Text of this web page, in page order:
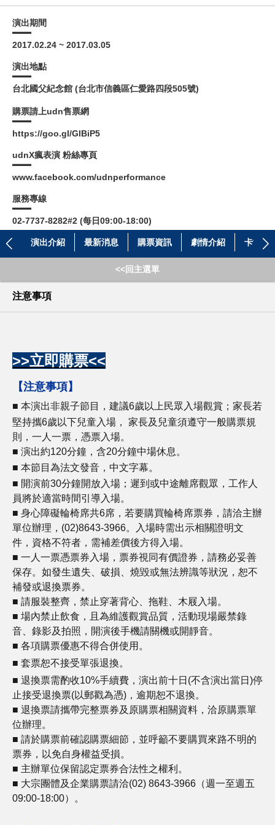
演出期間
2017.02.24 ~ 2017.03.05
演出地點
台北國父紀念館 (台北市信義區仁愛路四段505號)
購票請上udn售票網
https://goo.gl/GlBiP5
udnX瘋表演 粉絲專頁
www.facebook.com/udnperformance
服務專線
02-7737-8282#2 (每日09:00-18:00)
演出介紹 最新消息 購票資訊 劇情介紹 卡司介
<<回主選單
注意事項
>>立即購票<<
【注意事項】
■ 本演出非親子節目，建議6歲以上民眾入場觀賞；家長若
堅持攜6歲以下兒童入場， 家長及兒童須遵守一般購票規
則，一人一票，憑票入場。
■ 演出約120分鐘，含20分鐘中場休息。
■ 本節目為法文發音，中文字幕。
■ 開演前30分鐘開放入場；遲到或中途離席觀眾，工作人
員將於適當時間引導入場。
■ 身心障礙輪椅席共6席，若要購買輪椅席票券，請洽主辦
單位辦理，(02)8643-3966。入場時需出示相關證明文
件，資格不符者，需補差價後方得入場。
■ 一人一票憑票券入場，票券視同有價證券，請務必妥善
保存。如發生遺失、破損、燒毀或無法辨識等狀況，恕不
補發或退換票券。
■ 請服裝整齊，禁止穿著背心、拖鞋、木屐入場。
■ 場內禁止飲食，且為維護觀賞品質，活動現場嚴禁錄
音、錄影及拍照，開演後手機請關機或開靜音。
■ 各項購票優惠不得合併使用。
■ 套票恕不接受單張退換。
■ 退換票需酌收10%手續費，演出前十日(不含演出當日)停
止接受退換票(以郵戳為憑)，逾期恕不退換。
■ 退換票請攜帶完整票券及原購票相關資料，洽原購票單
位辦理。
■ 請於購票前確認購票細節，並呼籲不要購買來路不明的
票券，以免自身權益受損。
■ 主辦單位保留認定票券合法性之權利。
■ 大宗團體及企業購票請洽(02) 8643-3966（週一至週五
09:00-18:00）。